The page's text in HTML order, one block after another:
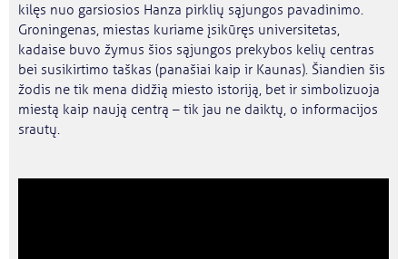
kilęs nuo garsiosios Hanza pirklių sąjungos pavadinimo.
Groningenas, miestas kuriame įsikūręs universitetas,
kadaise buvo žymus šios sąjungos prekybos kelių centras
bei susikirtimo taškas (panašiai kaip ir Kaunas). Šiandien šis
žodis ne tik mena didžią miesto istoriją, bet ir simbolizuoja
miestą kaip naują centrą – tik jau ne daiktų, o informacijos
srautų.